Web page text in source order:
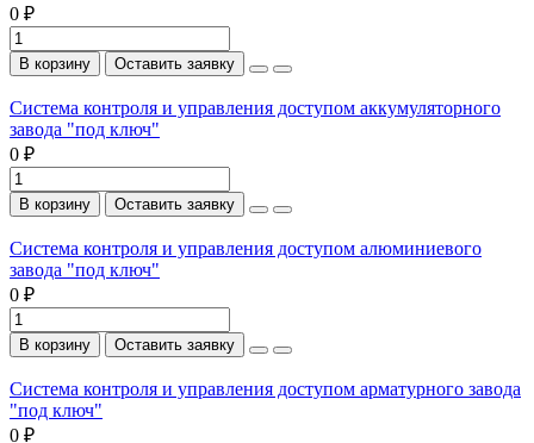
0 ₽
В корзину Оставить заявку
Система контроля и управления доступом аккумуляторного
завода "под ключ"
0 ₽
В корзину Оставить заявку
Система контроля и управления доступом алюминиевого
завода "под ключ"
0 ₽
В корзину Оставить заявку
Система контроля и управления доступом арматурного завода
"под ключ"
0 ₽